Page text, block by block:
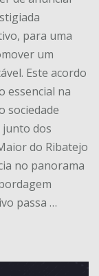
para uma
um
Este acordo
essencial na
sociedade
junto dos
do Ribatejo
no panorama
passa …